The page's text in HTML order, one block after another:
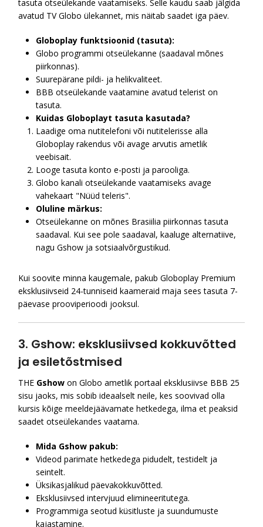
tasuta otseülekande vaatamiseks. Selle kaudu saab jälgida
avatud TV Globo ülekannet, mis näitab saadet iga päev.
Globoplay funktsioonid (tasuta):
Globo programmi otseülekanne (saadaval mõnes
piirkonnas).
Suurepärane pildi- ja helikvaliteet.
BBB otseülekande vaatamine avatud telerist on
tasuta.
Kuidas Globoplayt tasuta kasutada?
Laadige oma nutitelefoni või nutitelerisse alla
Globoplay rakendus või avage arvutis ametlik
veebisait.
Looge tasuta konto e-posti ja parooliga.
Globo kanali otseülekande vaatamiseks avage
vahekaart "Nüüd teleris".
Oluline märkus:
Otseülekanne on mõnes Brasiilia piirkonnas tasuta
saadaval. Kui see pole saadaval, kaaluge alternatiive,
nagu Gshow ja sotsiaalvõrgustikud.
Kui soovite minna kaugemale, pakub Globoplay Premium
eksklusiivseid 24-tunniseid kaameraid maja sees tasuta 7-
päevase prooviperioodi jooksul.
3. Gshow: eksklusiivsed kokkuvõtted
ja esiletõstmised
THE Gshow on Globo ametlik portaal eksklusiivse BBB 25
sisu jaoks, mis sobib ideaalselt neile, kes soovivad olla
kursis kõige meeldejäävamate hetkedega, ilma et peaksid
saadet otseülekandes vaatama.
Mida Gshow pakub:
Videod parimate hetkedega pidudelt, testidelt ja
seintelt.
Üksikasjalikud päevakokkuvõtted.
Eksklusiivsed intervjuud elimineeritutega.
Programmiga seotud küsitluste ja suundumuste
kajastamine.